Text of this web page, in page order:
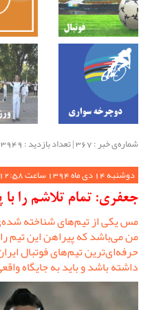
شماره‌ی خبر : ‌367 | تعداد بازدید : 3949
دوشنبه 14 دی ماه 1394 ساعت 12:58
جعفری: تمام تلاشم را
مس یکی از تیم‌های شناخته
من می‌باشد که پیراهن این تیم
حرفه‌ای‌ترین تیم‌های فوتبال
داشته باشد و باید به جایگاه